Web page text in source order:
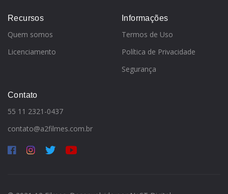
Recursos
Quem somos
Licenciamento
Informações
Termos de Uso
Política de Privacidade
Segurança
Contato
55 11 2321-0437
contato@a2filmes.com.br